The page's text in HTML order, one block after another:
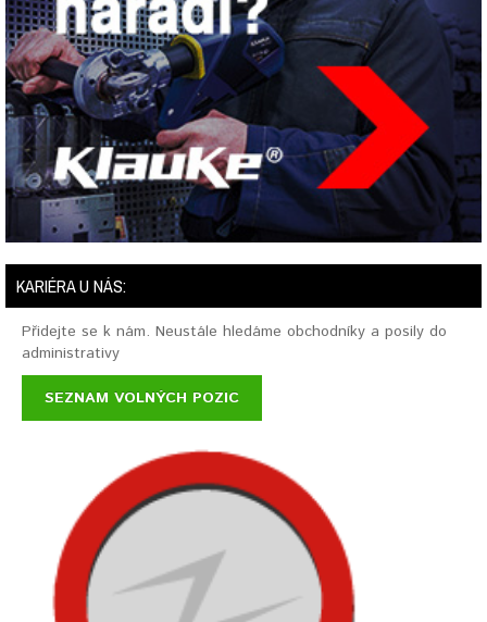
KARIÉRA U NÁS:
Přidejte se k nám. Neustále hledáme obchodníky a posily do
administrativy
SEZNAM VOLNÝCH POZIC